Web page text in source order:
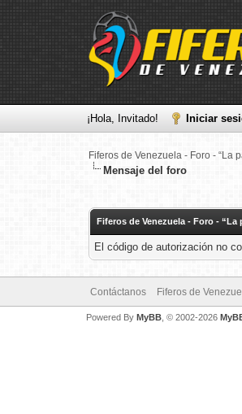
¡Hola, Invitado! Iniciar
Fiferos de Venezuela - Foro - “La
Mensaje del foro
Fiferos de Venezuela - Foro -
El código de autorización no
Contáctanos Fiferos de
Powered By MyBB, © 2002-2026